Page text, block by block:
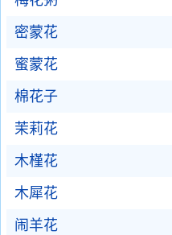
密蒙花
蜜蒙花
棉花子
茉莉花
木槿花
木犀花
闹羊花